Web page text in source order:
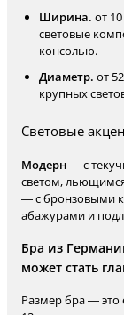
Ширина. от
световые
консолью.
Диаметр. от
крупных
Световые
Модерн— с
светом,
— с бронзовыми
абажурами и
Бра из
может стать
Размер бра — это